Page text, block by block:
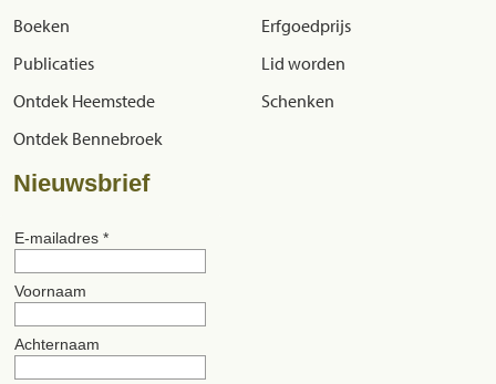
Boeken
Publicaties
Ontdek Heemstede
Ontdek Bennebroek
Erfgoedprijs
Lid worden
Schenken
Nieuwsbrief